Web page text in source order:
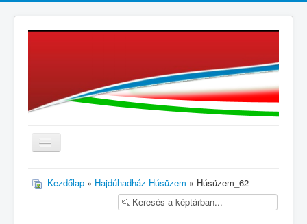
Kezdőlap » Hajdúhadház Húsüzem » Húsüzem_62